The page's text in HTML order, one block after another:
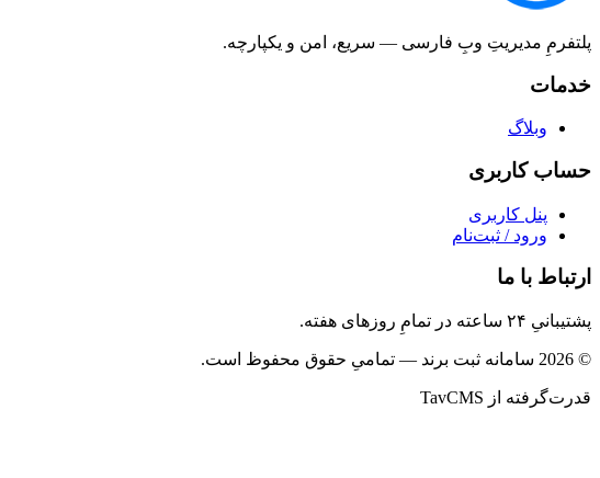
پلتفرمِ مدیریتِ وبِ فارسی — سریع، امن و یکپارچه.
خدمات
وبلاگ
حساب کاربری
پنل کاربری
ورود / ثبت‌نام
ارتباط با ما
پشتیبانیِ ۲۴ ساعته در تمامِ روزهای هفته.
© 2026 سامانه ثبت برند — تمامیِ حقوق محفوظ است.
قدرت‌گرفته از TavCMS